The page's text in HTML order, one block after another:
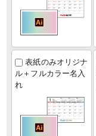
表紙のみオリジナ
ル＋フルカラー名入
れ